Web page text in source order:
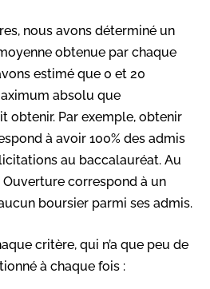
nous avons déterminé un
obtenue par chaque
estimé que 0 et 20
absolu que
obtenir. Par exemple, obtenir
à avoir 100% des admis
au baccalauréat. Au
correspond à un
boursier parmi ses admis.
critère, qui n’a que peu de
à chaque fois :